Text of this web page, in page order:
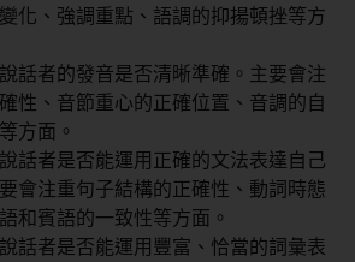
化、強調重點、語調的抑揚頓挫等方
話者的發音是否清晰準確。主要會注
性、音節重心的正確位置、音調的自
方面。
話者是否能運用正確的文法表達自己
會注重句子結構的正確性、動詞時態
和賓語的一致性等方面。
話者是否能運用豐富、恰當的詞彙表